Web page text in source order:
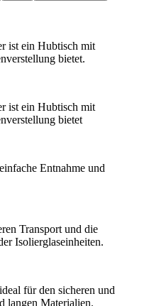
ist ein Hubtisch mit
bietet.
ist ein Hubtisch mit
bietet
Entnahme und
Transport und die
Isolierglaseinheiten.
für den sicheren und
langen Materialien.